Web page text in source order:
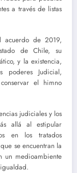
a través de listas
acuerdo de 2019,
de Chile, su
y la existencia,
poderes Judicial,
el himno
judiciales y los
allá al estipular
en los tratados
se encuentran la
un medioambiente